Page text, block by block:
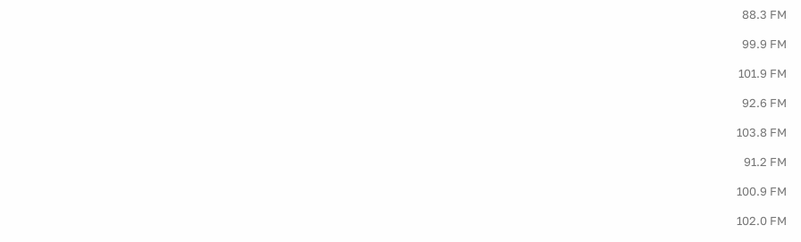
88.3 FM
99.9 FM
101.9 FM
92.6 FM
103.8 FM
91.2 FM
100.9 FM
102.0 FM